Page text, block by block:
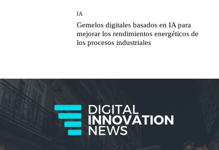
IA
Gemelos digitales basados en IA para
mejorar los rendimientos energéticos de
los procesos industriales